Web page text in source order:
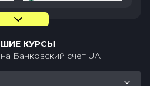
КУРСЫ
на Банковский счет UAH